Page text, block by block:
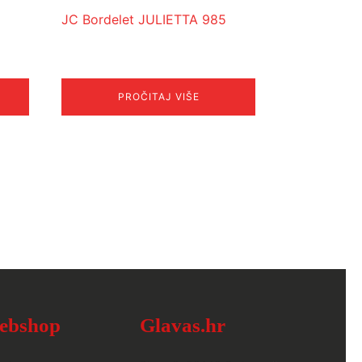
JC Bordelet JULIETTA 985
PROČITAJ VIŠE
Glavas.hr